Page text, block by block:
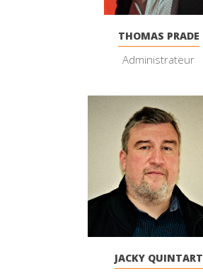
THOMAS PRADE
Administrateur
JACKY QUINTART